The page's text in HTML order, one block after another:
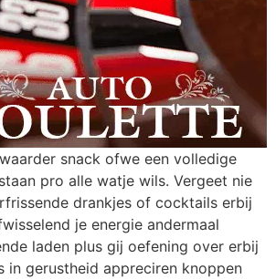
snack ofwe een volledige
pro alle watje wils. Vergeet nie
drankjes of cocktails erbij
je energie andermaal
laden plus gij oefening over erbij
in gerustheid appreciren knoppen